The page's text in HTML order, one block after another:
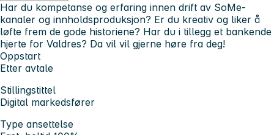
Har du kompetanse og erfaring innen drift av SoMe-
kanaler og innholdsproduksjon? Er du kreativ og liker å
løfte frem de gode historiene? Har du i tillegg et bankende
hjerte for Valdres? Da vil vil gjerne høre fra deg!
Oppstart
Etter avtale
Stillingstittel
Digital markedsfører
Type ansettelse